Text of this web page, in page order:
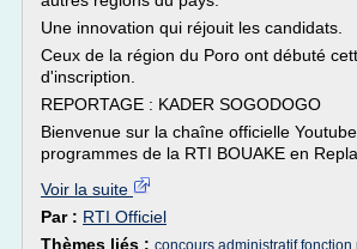
Une innovation qui réjouit les candidats.
Ceux de la région du Poro ont débuté
d'inscription.
REPORTAGE : KADER SOGODOGO
Bienvenue sur la chaîne officielle
programmes de la RTI BOUAKE en
Voir la suite
Par : RTI Officiel
Thèmes liés : concours administratif fonction